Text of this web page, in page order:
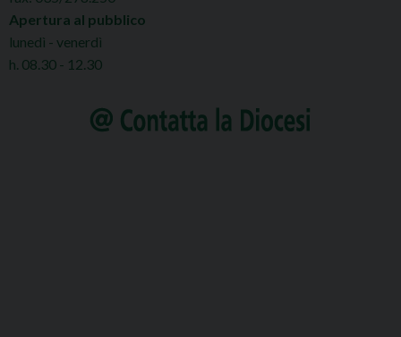
Apertura al pubblico
lunedì - venerdì
h. 08.30 - 12.30